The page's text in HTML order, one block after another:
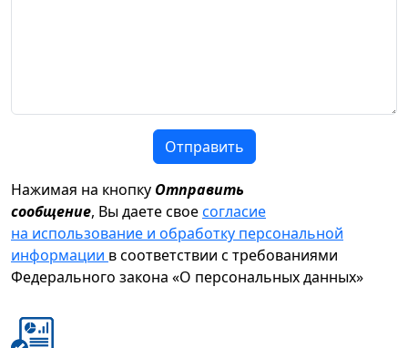
Отправить
Нажимая на кнопку Отправить
сообщение, Вы даете своесогласие
на использование и обработку персональной
информации в соответствии с требованиями
Федерального закона «О персональных данных»